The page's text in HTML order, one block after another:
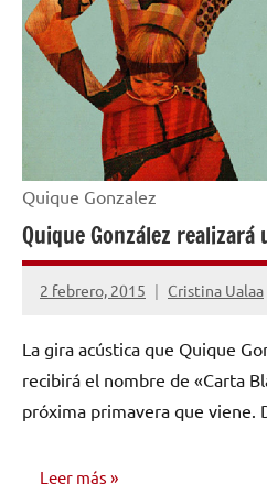
Quique Gonzalez
Quique González
2 febrero, 2015 Cristina Ualaa
No
comentarios
La gira acústica que Quique
recibirá el nombre de «Carta
próxima primavera que viene.
Leer más